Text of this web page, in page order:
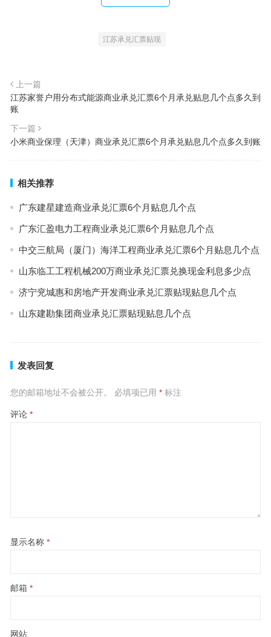
江苏承兑汇票贴现
上一篇
江苏家誉户用分布式能源商业承兑汇票6个月承兑贴息几个点多久到
账
下一篇
小米商业保理（天津）商业承兑汇票6个月承兑贴息几个点多久到账
相关推荐
广东建星建造商业承兑汇票6个月贴息几个点
广东汇盈电力工程商业承兑汇票6个月贴息几个点
中交三航局（厦门）海洋工程商业承兑汇票6个月贴息几个点
山东临工工程机械200万商业承兑汇票兑换现金利息多少点
济宁兖城惠和房地产开发商业承兑汇票贴现贴息几个点
山东建勘集团商业承兑汇票贴现贴息几个点
发表回复
您的邮箱地址不会被公开。 必填项已用 *标注
评论 *
显示名称 *
邮箱 *
网站